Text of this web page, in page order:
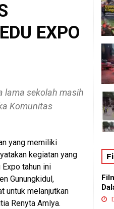
EXPO
lama sekolah masih
Komunitas
yang memiliki
kegiatan yang
tahun ini
Gunungkidul,
untuk melanjutkan
Renyta Amlya.